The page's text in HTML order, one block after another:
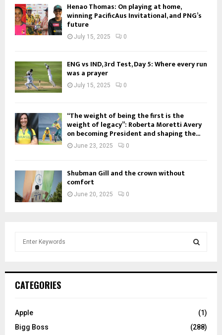
Henao Thomas: On playing at home,
winning PacificAus Invitational, and PNG’s
future
July 15, 2025 0
ENG vs IND, 3rd Test, Day 5: Where every run
was a prayer
July 15, 2025 0
“The weight of being the first is the
weight of legacy”: Roberta Moretti Avery
on becoming President and shaping the...
June 23, 2025 0
Shubman Gill and the crown without
comfort
June 20, 2025 0
h
o
:
CATEGORIES
Apple
(1)
Bigg Boss
(288)